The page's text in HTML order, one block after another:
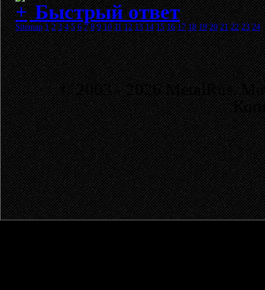
Быстрый ответ
Sitemap 1 2 3 4 5 6 7 8 9 10 11 12 13 14 15 16 17 18 19 20 21 22 23 24
© 2003 - 2026 MetalRus.